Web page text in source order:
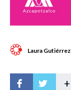
Laura Gutiérrez
+